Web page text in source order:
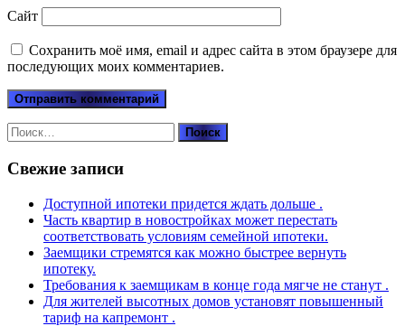
Сайт
Сохранить моё имя, email и адрес сайта в этом браузере для
последующих моих комментариев.
Найти:
Свежие записи
Доступной ипотеки придется ждать дольше .
Часть квартир в новостройках может перестать
соответствовать условиям семейной ипотеки.
Заемщики стремятся как можно быстрее вернуть
ипотеку.
Требования к заемщикам в конце года мягче не станут .
Для жителей высотных домов установят повышенный
тариф на капремонт .